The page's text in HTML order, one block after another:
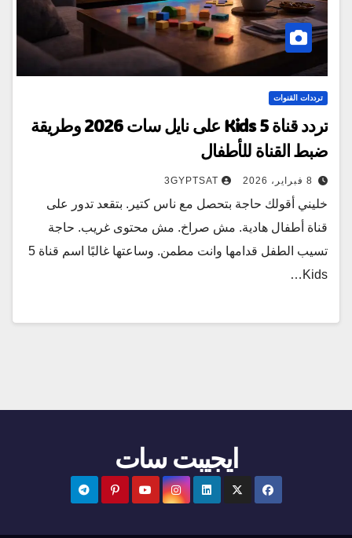
ترددات القنوات
تردد قناة 5 Kids على نايل سات 2026 وطريقة
ضبط القناة للأطفال
8 فبراير، 2026 3GYPTSAT
خليني أقولك حاجة بتحصل مع ناس كتير. بتقعد تدور على
قناة أطفال هادية. مش صراخ. مش محتوى غريب. حاجة
تسيب الطفل قدامها وانت مطمن. وساعتها غالبًا اسم قناة 5
Kids…
ايجيبت سات